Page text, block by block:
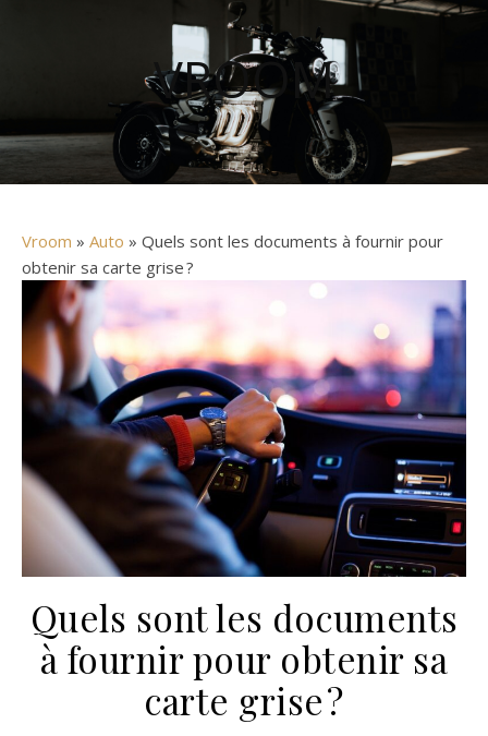
VROOM
Vroom » Auto » Quels sont les documents à fournir pour
obtenir sa carte grise ?
Quels sont les documents
à fournir pour obtenir sa
carte grise ?